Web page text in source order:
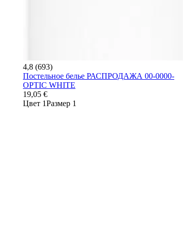
4,8 (693)
Постельное белье РАСПРОДАЖА 00-0000-
OPTIC WHITE
19,05 €
Цвет 1Размер 1